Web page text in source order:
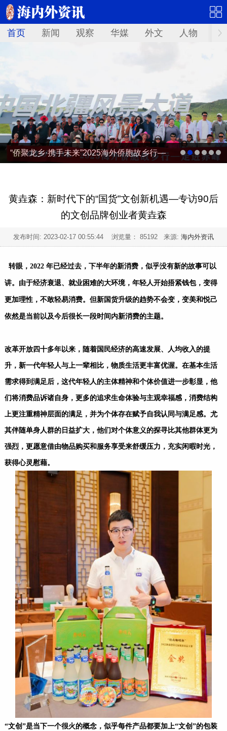
首页 新闻 观察 华媒 外文 人物 华
“侨聚龙乡·携手未来”2025海外侨胞故乡行—
黄垚森：新时代下的“国货”文创新机遇—专访90后
的文创品牌创业者黄垚森
发布时间: 2023-02-17 00:55:44 浏览量： 85192 来源: 海内外资讯
转眼，2022 年已经过去，下半年的新消费，似乎没有新的故事可以
讲。由于经济衰退、就业困难的大环境，年轻人开始捂紧钱包，变得
更加理性，不敢轻易消费。但新国货升级的趋势不会变，变美和悦己
依然是当前以及今后很长一段时间内新消费的主题。
改革开放四十多年以来，随着国民经济的高速发展、人均收入的提
升，新一代年轻人与上一辈相比，物质生活更丰富优渥。在基本生活
需求得到满足后，这代年轻人的主体精神和个体价值进一步彰显，他
们将消费品诉诸自身，更多的追求生命体验与主观幸福感，消费结构
上更注重精神层面的满足，并为个体存在赋予自我认同与满足感。尤
其伴随单身人群的日益扩大，他们对个体意义的探寻比其他群体更为
强烈，更愿意借由物品购买和服务享受来舒缓压力，充实闲暇时光，
获得心灵慰藉。
“文创”是当下一个很火的概念，似乎每件产品都要加上“文创”的包装